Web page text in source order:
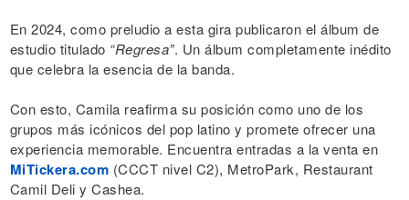
En 2024, como preludio a esta gira publicaron el álbum de
estudio titulado “Regresa”. Un álbum completamente inédito
que celebra la esencia de la banda.
Con esto, Camila reafirma su posición como uno de los
grupos más icónicos del pop latino y promete ofrecer una
experiencia memorable. Encuentra entradas a la venta en
MiTickera.com (CCCT nivel C2), MetroPark, Restaurant
Camil Deli y Cashea.